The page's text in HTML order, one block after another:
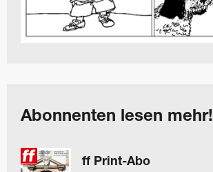
Abonnenten lesen mehr!
ff Print-Abo